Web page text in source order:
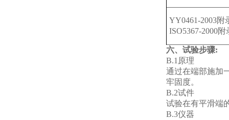
YY0461-2003附
ISO5367-2000附
六、试验步骤:
B.1原理
通过在端部施加
牢固度。
B.2试件
试验在有平滑端
B.3仪器